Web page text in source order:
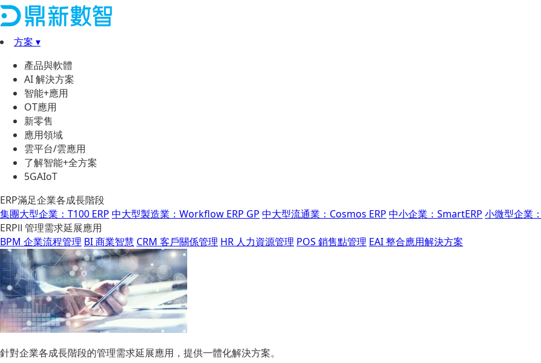
方案 ▾
產品與軟體
AI 解決方案
智能+應用
OT應用
新零售
應用領域
雲平台/雲應用
了解智能+全方案
5GAIoT
ERP滿足企業各成長階段
集團大型企業：T100 ERP 中大型製造業：Workflow ERP GP 中大型流通業：Cosmos ERP 中小企業：SmartERP 小微型企業
ERPⅡ 管理需求延展應用
BPM 企業流程管理 BI 商業智慧 CRM 客戶關係管理 HR 人力資源管理 POS 銷售點管理 EAI 整合應用解決方案
針對企業各成長階段的管理需求延展應用，提供一體化解決方案。